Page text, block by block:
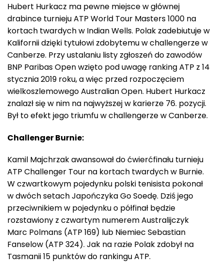
Hubert Hurkacz ma pewne miejsce w głównej
drabince turnieju ATP World Tour Masters 1000 na
kortach twardych w Indian Wells. Polak zadebiutuje w
Kalifornii dzięki tytułowi zdobytemu w challengerze w
Canberze. Przy ustalaniu listy zgłoszeń do zawodów
BNP Paribas Open wzięto pod uwagę ranking ATP z 14
stycznia 2019 roku, a więc przed rozpoczęciem
wielkoszlemowego Australian Open. Hubert Hurkacz
znalazł się w nim na najwyższej w karierze 76. pozycji.
Był to efekt jego triumfu w challengerze w Canberze.
Challenger Burnie:
Kamil Majchrzak awansował do ćwierćfinału turnieju
ATP Challenger Tour na kortach twardych w Burnie.
W czwartkowym pojedynku polski tenisista pokonał
w dwóch setach Japończyka Go Soedę. Dziś jego
przeciwnikiem w pojedynku o półfinał będzie
rozstawiony z czwartym numerem Australijczyk
Marc Polmans (ATP 169) lub Niemiec Sebastian
Fanselow (ATP 324). Jak na razie Polak zdobył na
Tasmanii 15 punktów do rankingu ATP.